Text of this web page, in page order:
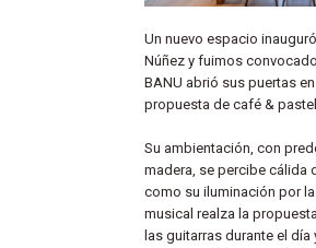
Un nuevo espacio
Núñez y fuimos
BANU abrió sus puertas
propuesta de café &
Su ambientación, con
madera, se percibe cálida
como su iluminación por
musical realza la
las guitarras durante el